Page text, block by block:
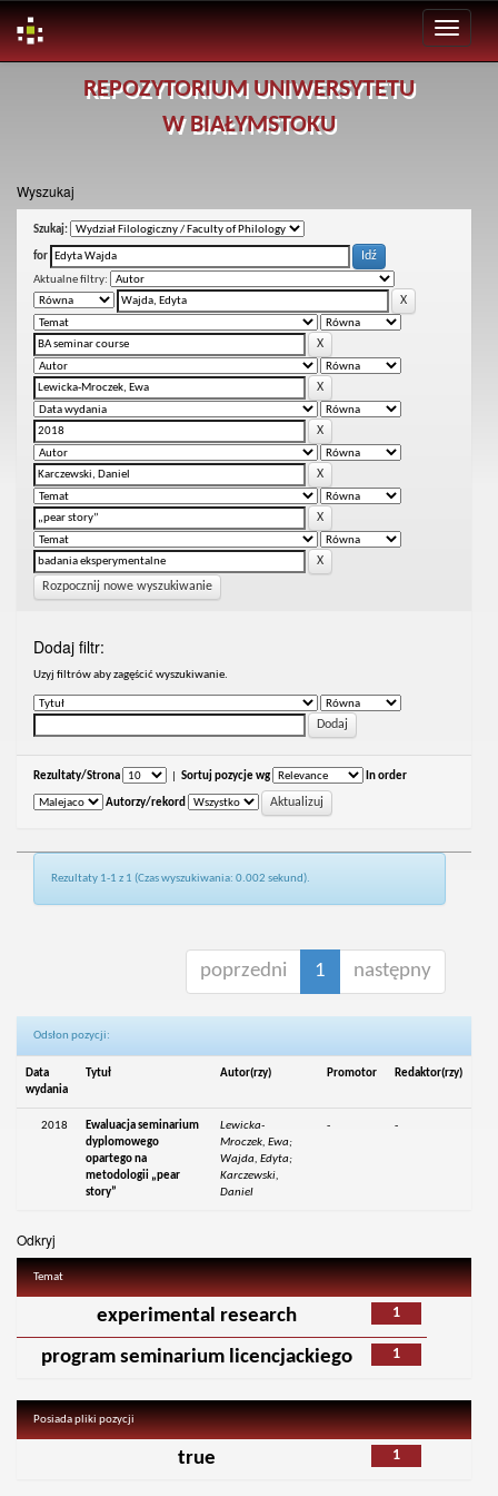
REPOZYTORIUM UNIWERSYTETU
W BIAŁYMSTOKU
Wyszukaj
Szukaj:
for
Aktualne filtry:
Rozpocznij nowe wyszukiwanie
Dodaj filtr:
Uzyj filtrów aby zagęścić wyszukiwanie.
Rezultaty/Strona Sortuj pozycje wg In order
Autorzy/rekord
Rezultaty 1-1 z 1 (Czas wyszukiwania: 0.002 sekund).
poprzedni 1 następny
Odsłon pozycji:
Data
wydania
Tytuł Autor(rzy) Promotor Redaktor(rzy)
2018
Ewaluacja seminarium
dyplomowego
opartego na
metodologii „pear
story”
Lewicka-
Mroczek, Ewa;
Wajda, Edyta;
Karczewski,
Daniel
- -
Odkryj
Temat
1
experimental research
1
program seminarium licencjackiego
Posiada pliki pozycji
1
true